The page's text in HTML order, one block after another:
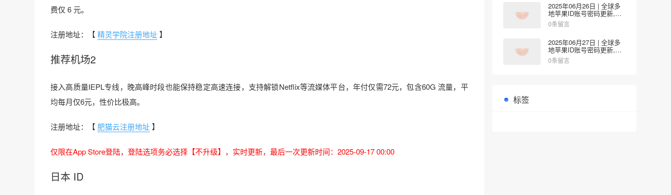
费仅 6 元。
注册地址：【精灵学院注册地址】
推荐机场2
接入高质量IEPL专线，晚高峰时段也能保持稳定高速连接，支持解锁Netflix等流媒体平台，年付仅需72元，包含60G 流量，平
均每月仅6元，性价比极高。
注册地址：【 肥猫云注册地址】
仅限在App Store登陆，登陆选项务必选择【不升级】，实时更新，最后一次更新时间：2025-09-17 00:00
日本 ID
2025年06月26日 | 全球多
地苹果ID账号密码更新,涵
盖韩国/香港/台湾/日本/新
加坡/美国地区
0条留言
2025年06月27日 | 全球多
地苹果ID账号密码更新,涵
盖日本/韩国/台湾/新加坡/
美国/香港地区
0条留言
标签